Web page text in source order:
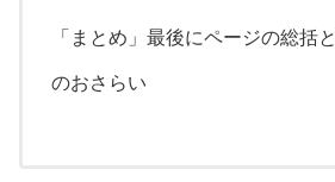
「まとめ」最後にページの総括
のおさらい